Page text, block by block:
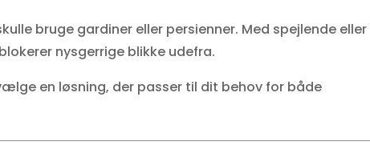
bruge gardiner eller persienner. Med spejlende eller
nysgerrige blikke udefra.
en løsning, der passer til dit behov for både